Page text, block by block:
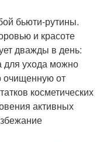
бьюти-рутины.
и красоте
дважды в день:
для ухода можно
очищенную от
косметических
активных